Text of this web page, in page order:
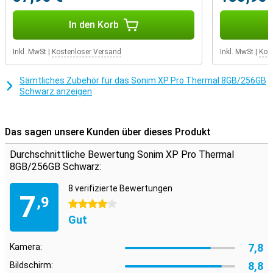
Barometer und einem Fingerabdruckscanner funktioniert alles
In den Korb
Inkl. MwSt Kostenloser Versand Inkl. MwSt
Sämtliches Zubehör für das Sonim XP Pro Thermal 8GB/256GB
Schwarz anzeigen
Das sagen unsere Kunden über dieses Produkt
Durchschnittliche Bewertung Sonim XP Pro Thermal
8GB/256GB Schwarz:
7,9
8 verifizierte Bewertungen
4 Sterne
Gut
Kamera: 7,8
Bildschirm: 8,8